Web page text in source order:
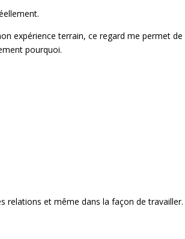
expérience terrain, ce regard me permet
pourquoi.
relations et même dans la façon de travailler.